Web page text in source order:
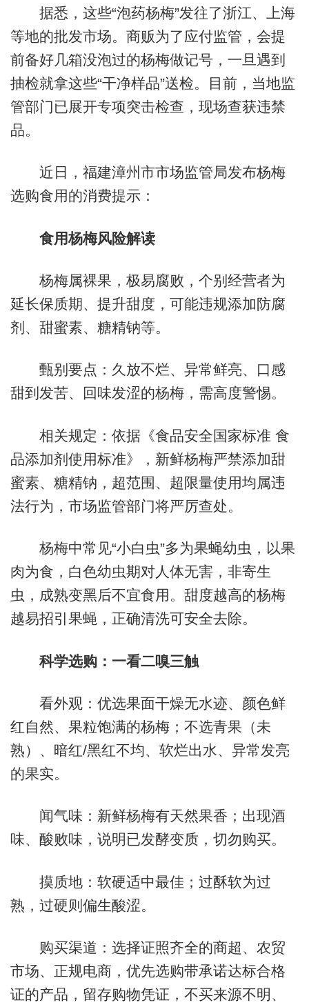
据悉，这些“泡药杨梅”发往了浙江、上海
等地的批发市场。商贩为了应付监管，会提
前备好几箱没泡过的杨梅做记号，一旦遇到
抽检就拿这些“干净样品”送检。目前，当地监
管部门已展开专项突击检查，现场查获违禁
品。
近日，福建漳州市市场监管局发布杨梅
选购食用的消费提示：
食用杨梅风险解读
杨梅属裸果，极易腐败，个别经营者为
延长保质期、提升甜度，可能违规添加防腐
剂、甜蜜素、糖精钠等。
甄别要点：久放不烂、异常鲜亮、口感
甜到发苦、回味发涩的杨梅，需高度警惕。
相关规定：依据《食品安全国家标准 食
品添加剂使用标准》，新鲜杨梅严禁添加甜
蜜素、糖精钠，超范围、超限量使用均属违
法行为，市场监管部门将严厉查处。
杨梅中常见“小白虫”多为果蝇幼虫，以果
肉为食，白色幼虫期对人体无害，非寄生
虫，成熟变黑后不宜食用。甜度越高的杨梅
越易招引果蝇，正确清洗可安全去除。
科学选购：一看二嗅三触
看外观：优选果面干燥无水迹、颜色鲜
红自然、果粒饱满的杨梅；不选青果（未
熟）、暗红/黑红不均、软烂出水、异常发亮
的果实。
闻气味：新鲜杨梅有天然果香；出现酒
味、酸败味，说明已发酵变质，切勿购买。
摸质地：软硬适中最佳；过酥软为过
熟，过硬则偏生酸涩。
购买渠道：选择证照齐全的商超、农贸
市场、正规电商，优先选购带承诺达标合格
证的产品，留存购物凭证，不买来源不明、